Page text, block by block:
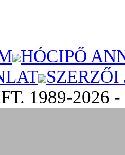
HÓCIPŐ
SZERZŐI
1989-2026